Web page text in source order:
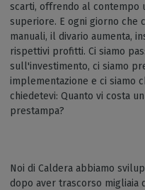
scarti, offrendo al contempo
superiore. E ogni giorno che
manuali, il divario aumenta,
rispettivi profitti. Ci siamo
sull'investimento, ci siamo
implementazione e ci siamo
chiedetevi: Quanto vi costa
prestampa?
Noi di Caldera abbiamo
dopo aver trascorso